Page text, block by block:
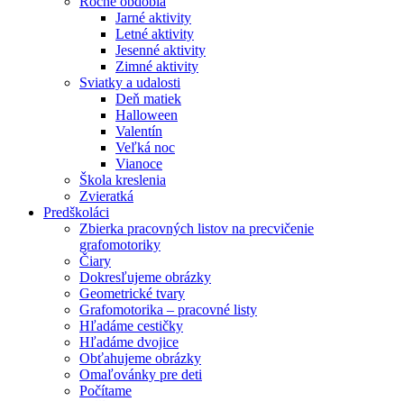
Jarné aktivity
Letné aktivity
Jesenné aktivity
Zimné aktivity
Sviatky a udalosti
Deň matiek
Halloween
Valentín
Veľká noc
Vianoce
Škola kreslenia
Zvieratká
Predškoláci
Zbierka pracovných listov na precvičenie
grafomotoriky
Čiary
Dokresľujeme obrázky
Geometrické tvary
Grafomotorika – pracovné listy
Hľadáme cestičky
Hľadáme dvojice
Obťahujeme obrázky
Omaľovánky pre deti
Počítame